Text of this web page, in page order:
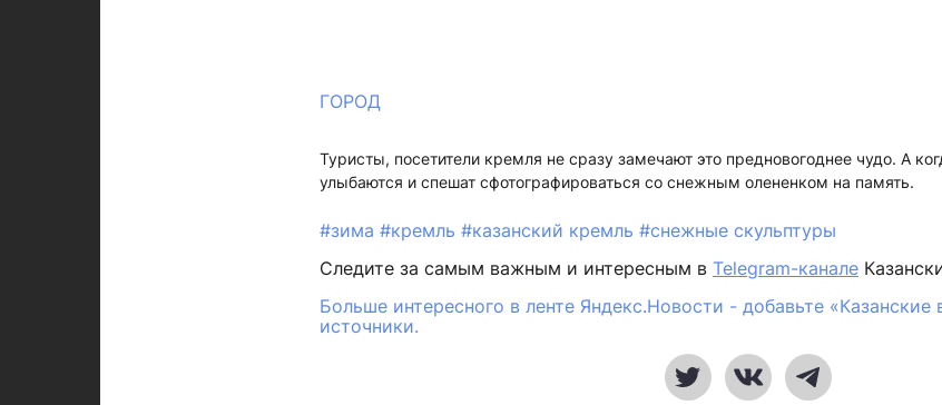
ГОРОД
Туристы, посетители кремля не сразу замечают это предновогоднее чудо. А
улыбаются и спешат сфотографироваться со снежным олененком на память.
#зима #кремль #казанский кремль #снежные скульптуры
Следите за самым важным и интересным в Telegram-канале
Больше интересного в ленте Яндекс.Новости - добавьте
источники.